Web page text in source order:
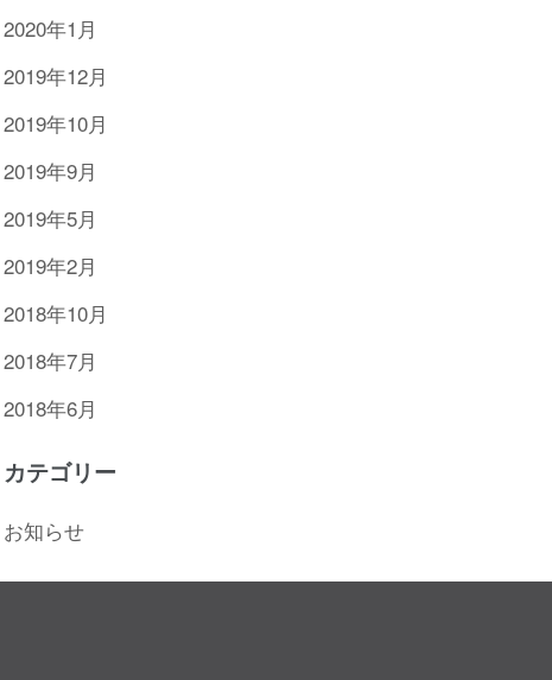
2020年1月
2019年12月
2019年10月
2019年9月
2019年5月
2019年2月
2018年10月
2018年7月
2018年6月
カテゴリー
お知らせ